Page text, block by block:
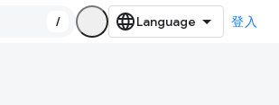
/ 登入